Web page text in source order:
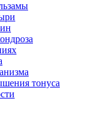
тонуса